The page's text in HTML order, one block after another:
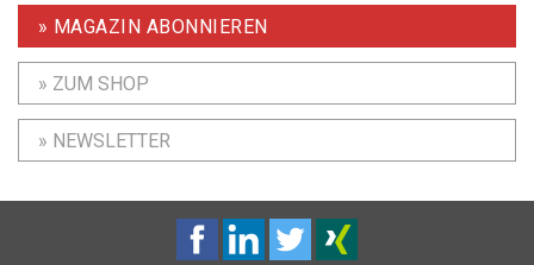
» MAGAZIN ABONNIEREN
» ZUM SHOP
» NEWSLETTER